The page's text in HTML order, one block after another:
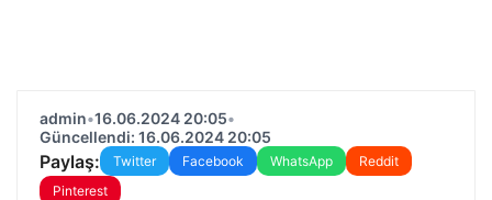
admin•16.06.2024 20:05•
Güncellendi: 16.06.2024 20:05
Paylaş: Twitter Facebook WhatsApp
Reddit
Pinterest